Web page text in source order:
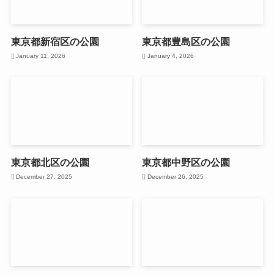
東京都新宿区の公園
January 11, 2026
東京都豊島区の公園
January 4, 2026
東京都北区の公園
December 27, 2025
東京都中野区の公園
December 26, 2025